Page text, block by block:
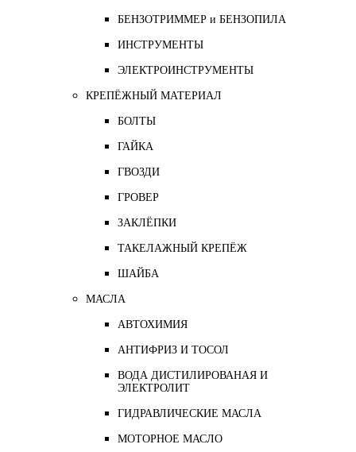
БЕНЗОТРИММЕР и БЕНЗОПИЛА
ИНСТРУМЕНТЫ
ЭЛЕКТРОИНСТРУМЕНТЫ
КРЕПЁЖНЫЙ МАТЕРИАЛ
БОЛТЫ
ГАЙКА
ГВОЗДИ
ГРОВЕР
ЗАКЛЁПКИ
ТАКЕЛАЖНЫЙ КРЕПЁЖ
ШАЙБА
МАСЛА
АВТОХИМИЯ
АНТИФРИЗ И ТОСОЛ
ВОДА ДИСТИЛИРОВАНАЯ И
ЭЛЕКТРОЛИТ
ГИДРАВЛИЧЕСКИЕ МАСЛА
МОТОРНОЕ МАСЛО